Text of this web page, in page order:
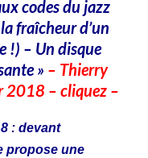
codes du jazz
fraîcheur d’un
!) – Un disque
» – Thierry
2018 – cliquez –
: devant
propose une